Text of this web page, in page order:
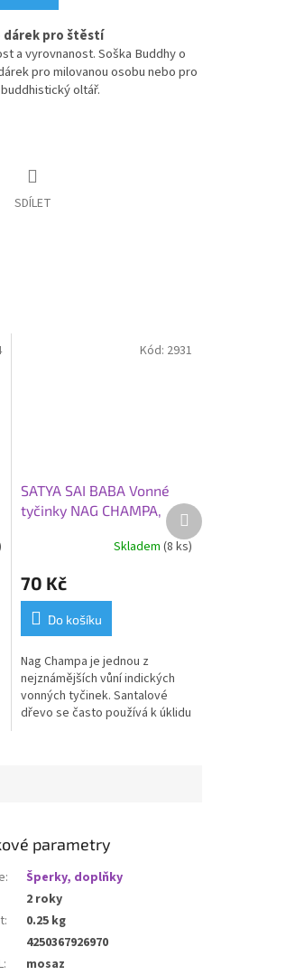
dárek pro štěstí
a vyrovnanost.Soška Buddhy o
pro milovanou osobu nebo pro
oltář.
SDÍLET
SATYA SAI BABA Vonné
tyčinky NAG CHAMPA,
santalovým dřevem, 10
Skladem (8 ks)
70 Kč
Do košíku
Nag Champa je jednou z
nejznámějších vůní indických
vonných tyčinek.Santalové
dřevo se často používá k úklidu
Kód: 2931
Další
produkt
parametry
:
Šperky, doplňky
2 roky
:
0.25 kg
4250367926970
:
mosaz